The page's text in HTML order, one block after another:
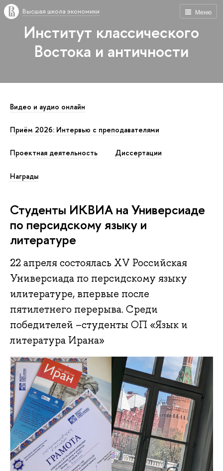
Меню
Высшая школа экономики
Институт классического
Востока и античности
Видео и аудио онлайн
Приём 2026: Интервью с преподавателями
Проектная деятельность Диссертации
Награды
Студенты ИКВИА на Универсиаде
по персидскому языку и
литературе
22 апреля состоялась XV Российская
Универсиада по персидскому языку
илитературе, впервые после
пятилетнего перерыва. Среди
победителей –студенты ОП «Язык и
литература Ирана»